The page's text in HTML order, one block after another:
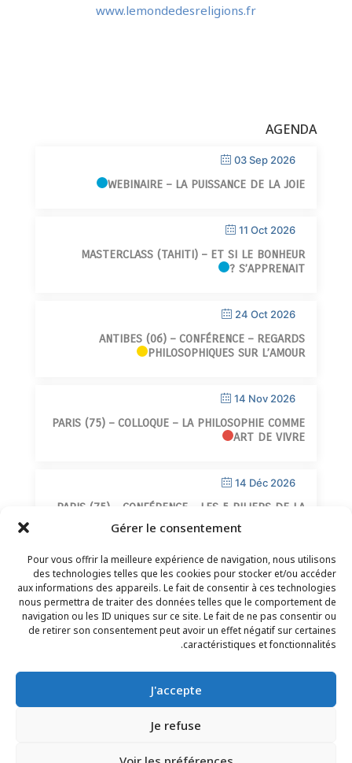
Gérer le consentement
Pour vous offrir la meilleure expérience de navigation, nous utilisons
des technologies telles que les cookies pour stocker et/ou accéder
aux informations des appareils. Le fait de consentir à ces technologies
nous permettra de traiter des données telles que le comportement de
navigation ou les ID uniques sur ce site. Le fait de ne pas consentir ou
de retirer son consentement peut avoir un effet négatif sur certaines
caractéristiques et fonctionnalités.
J'accepte
Je refuse
www.lemondedesreligions.fr
AGENDA
03 Sep 2026
WEBINAIRE – LA PUISSANCE DE LA JOIE
11 Oct 2026
MASTERCLASS (TAHITI) – ET SI LE BONHEUR
S’APPRENAIT ?
24 Oct 2026
ANTIBES (06) – CONFÉRENCE – REGARDS
PHILOSOPHIQUES SUR L’AMOUR
14 Nov 2026
PARIS (75) – COLLOQUE – LA PHILOSOPHIE COMME
ART DE VIVRE
14 Déc 2026
PARIS (75) – CONFÉRENCE – LES 5 PILIERS DE LA
MENTIONS LÉGALES–PAGE DES